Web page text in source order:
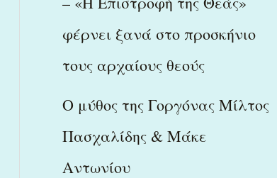
φέρνει ξανά στο προσκήνιο
τους αρχαίους θεούς
Ο μύθος της Γοργόνας Μίλτος
Πασχαλίδης & Μάκε
Αντωνίου